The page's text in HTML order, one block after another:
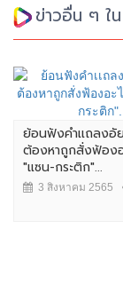
ข่าวอื่น ๆ ใ
ย้อนฟังคำเเถลงอั
ต้องหาถูกสั่งฟ้องอ
"แซน-กระติก"...
3 สิงหาคม 2565